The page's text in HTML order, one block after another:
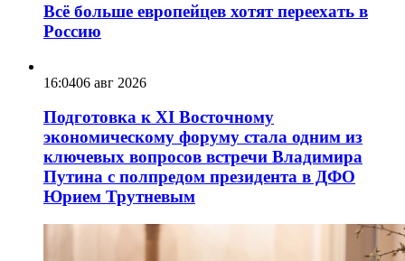
Всё больше европейцев хотят переехать в
Россию
16:0406 авг 2026
Подготовка к XI Восточному
экономическому форуму стала одним из
ключевых вопросов встречи Владимира
Путина с полпредом президента в ДФО
Юрием Трутневым